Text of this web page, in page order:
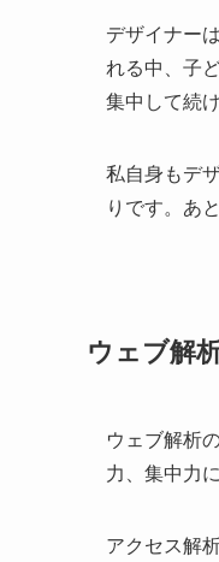
デザイナー
れる中、子
集中して続
私自身もデ
りです。あ
ウェブ解
ウェブ解析
力、集中力
アクセス解